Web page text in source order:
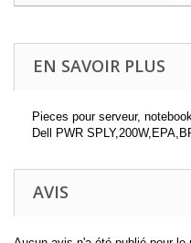
EN SAVOIR PLUS
Pieces pour serveur,
Dell PWR
AVIS